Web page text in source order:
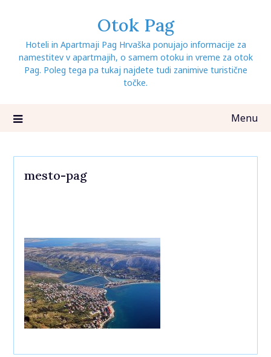
content
Otok Pag
Hoteli in Apartmaji Pag Hrvaška ponujajo informacije za
namestitev v apartmajih, o samem otoku in vreme za otok
Pag. Poleg tega pa tukaj najdete tudi zanimive turistične
točke.
Menu
mesto-pag